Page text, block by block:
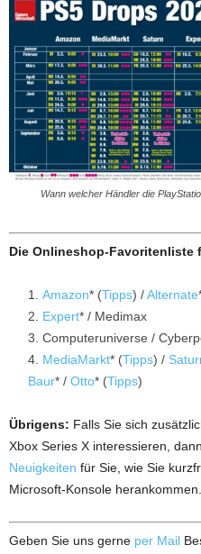
Wann welcher Händler die
Die Onlineshop-Favoritenliste
Amazon* (Tipps) /Alternate
Expert* / Medimax
Computeruniverse /
MediaMarkt* (Tipps) /
Baur* / Otto* (Tipps)
Übrigens: Falls Sie sich
Xbox Series X interessieren,
Neuigkeiten für Sie, wie Sie
Microsoft-Konsole herankommen.
Geben Sie uns gerne per Mail